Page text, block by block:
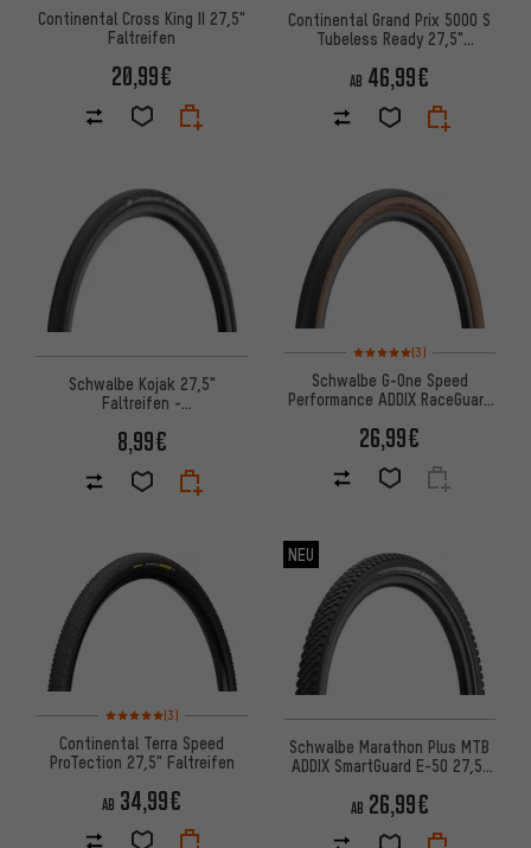
Continental Cross King II 27,5"
Faltreifen
20,99€
Continental Grand Prix 5000 S
Tubeless Ready 27,5"
AB 46,99€
Schwalbe Kojak 27,5"
Faltreifen -
8,99€
Bewertungen: 5 von 5
(3)
Schwalbe G-One Speed
Performance ADDIX RaceGuard
26,99€
Bewertungen: 5 von 5 basierend auf 3 Bewertungen
(3)
Continental Terra Speed
ProTection 27,5" Faltreifen
AB 34,99€
NEU
Schwalbe Marathon Plus MTB
ADDIX SmartGuard E-50 27,5"
AB 26,99€